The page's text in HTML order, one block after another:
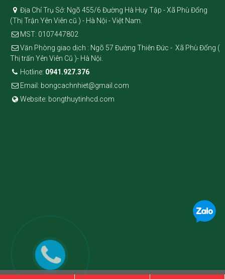
Địa Chỉ Trụ Sở: Ngõ 455/6 Đường Hà Huy Tập - Xã Phù Đổng
(Thị Trận Yên Viên cũ ) - Hà Nội - Việt Nam.
MST: 0107447802
Văn Phòng giao dịch : Ngõ 57 Đường Thiên Đức - Xã Phù Đổng (
Thị trấn Yên Viên Cũ )- Hà Nội.
Hotline: 0941.927.376
Email: bongcachnhiet@gmail.com
Website: bongthuytinhcd.com